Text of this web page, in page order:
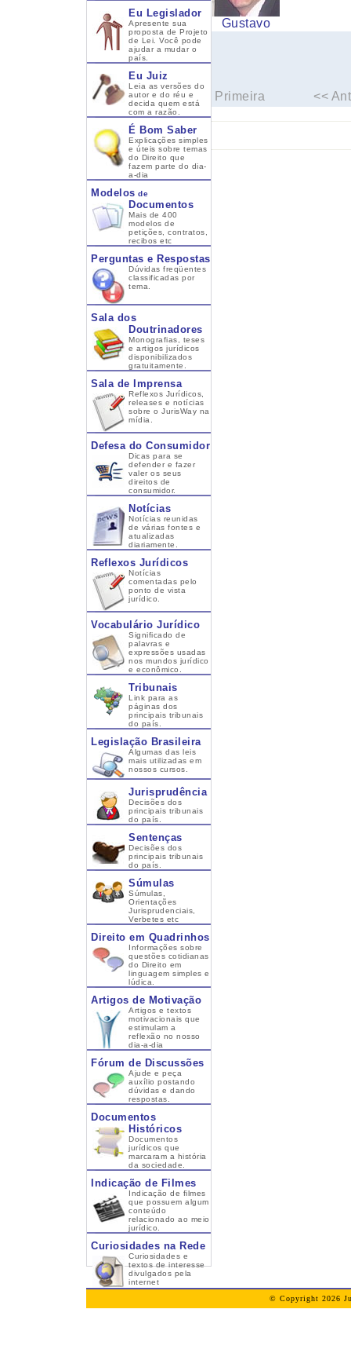
Eu Legislador
Apresente sua
proposta de Projeto
de Lei. Você pode
ajudar a mudar o
país.
Eu Juiz
Leia as versões do
autor e do réu e
decida quem está
com a razão.
É Bom Saber
Explicações simples
e úteis sobre temas
do Direito que
fazem parte do dia-
a-dia
Modelos de
Documentos
Mais de 400
modelos de
petições, contratos,
recibos etc
Perguntas e Respostas
Dúvidas freqüentes
classificadas por
tema.
Sala dos
Doutrinadores
Monografias, teses
e artigos jurídicos
disponibilizados
gratuitamente.
Sala de Imprensa
Reflexos Jurídicos,
releases e notícias
sobre o JurisWay na
mídia.
Defesa do Consumidor
Dicas para se
defender e fazer
valer os seus
direitos de
consumidor.
Notícias
Notícias reunidas
de várias fontes e
atualizadas
diariamente.
Reflexos Jurídicos
Notícias
comentadas pelo
ponto de vista
jurídico.
Vocabulário Jurídico
Significado de
palavras e
expressões usadas
nos mundos jurídico
e econômico.
Tribunais
Link para as
páginas dos
principais tribunais
do país.
Legislação Brasileira
Algumas das leis
mais utilizadas em
nossos cursos.
Jurisprudência
Decisões dos
principais tribunais
do país.
Sentenças
Decisões dos
principais tribunais
do país.
Súmulas
Súmulas,
Orientações
Jurisprudenciais,
Verbetes etc
Direito em Quadrinhos
Informações sobre
questões cotidianas
do Direito em
linguagem simples e
lúdica.
Artigos de Motivação
Artigos e textos
motivacionais que
estimulam a
reflexão no nosso
dia-a-dia
Fórum de Discussões
Ajude e peça
auxílio postando
dúvidas e dando
respostas.
Documentos
Históricos
Documentos
jurídicos que
marcaram a história
da sociedade.
Indicação de Filmes
Indicação de filmes
que possuem algum
conteúdo
relacionado ao meio
jurídico.
Curiosidades na Rede
Curiosidades e
textos de interesse
divulgados pela
internet
Gustavo
Primeira <<
© Copyright 2026